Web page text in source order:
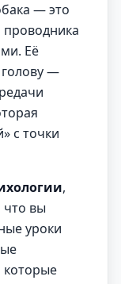
— это
проводника
Её
—
с точки
,
что вы
уроки
которые